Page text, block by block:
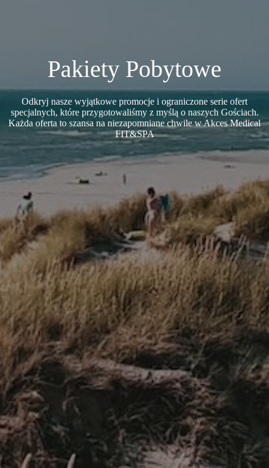
Pakiety Pobytowe
Odkryj nasze wyjątkowe promocje i ograniczone serie ofert
specjalnych, które przygotowaliśmy z myślą o naszych Gościach.
Każda oferta to szansa na niezapomniane chwile w Akces Medical
FIT&SPA